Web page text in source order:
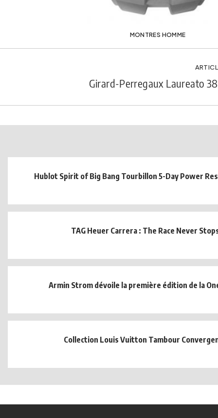
MONTRES HOMME
Girard-Perregaux Laureato
Hublot Spirit of Big Bang Tourbillon 5-Day Power
TAG Heuer Carrera : The Race Never
Armin Strom dévoile la première édition de la
Collection Louis Vuitton Tambour